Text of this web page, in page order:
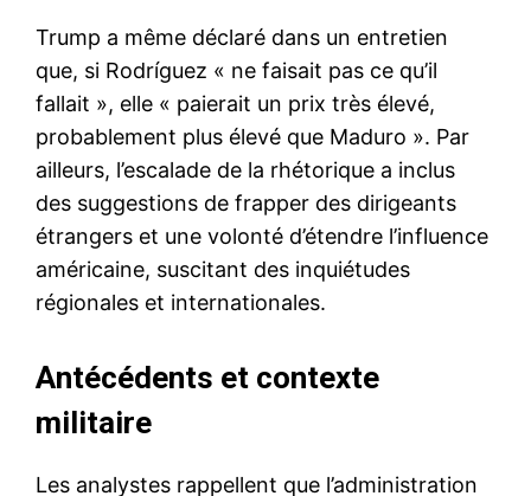
Trump a même déclaré dans un entretien
que, si Rodríguez « ne faisait pas ce qu’il
fallait », elle « paierait un prix très élevé,
probablement plus élevé que Maduro ». Par
ailleurs, l’escalade de la rhétorique a inclus
des suggestions de frapper des dirigeants
étrangers et une volonté d’étendre l’influence
américaine, suscitant des inquiétudes
régionales et internationales.
Antécédents et contexte
militaire
Les analystes rappellent que l’administration